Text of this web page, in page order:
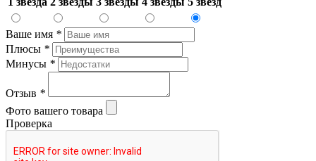
Ваше имя *
Плюсы *
Минусы *
Отзыв *
Фото вашего товара
Проверка